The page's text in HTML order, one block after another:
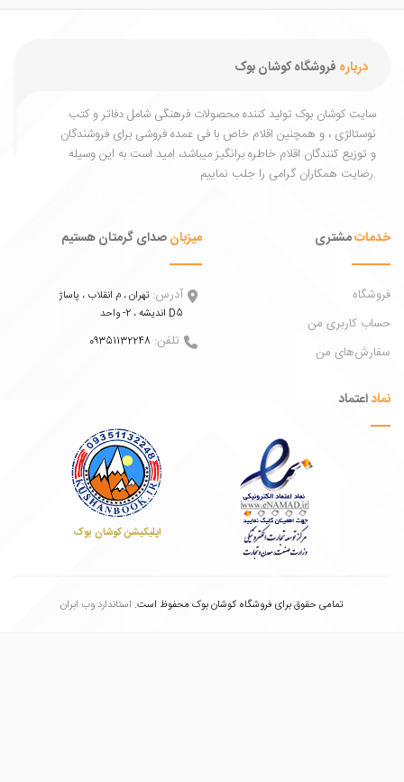
فروشگاه کوشان بوک
کوشان بوک تولید کننده محصولات فرهنگی شامل دفاتر و کتب
، و همچنین اقلام خاص با فی عمده فروشی برای فروشندگان
کنندگان اقلام خاطره برانگیز میباشد، امید است به این وسیله
مشتری
کاربری من
من
صدای گرمتان هستیم
آدرس:تهران ، م انقلاب ، پاساژ
تلفن:09351132248
اپلیکیشن کوشان بوک
تمامی حقوق برای فروشگاه کوشان بوک محفوظ است.استاندارد وب ابران